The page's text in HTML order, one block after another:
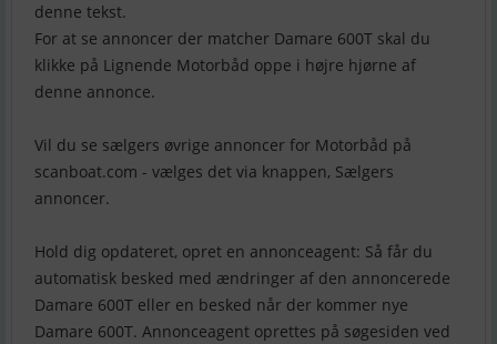
denne tekst.
For at se annoncer der matcher Damare 600T skal du
klikke på Lignende Motorbåd oppe i højre hjørne af
denne annonce.
Vil du se sælgers øvrige annoncer for Motorbåd på
scanboat.com - vælges det via knappen, Sælgers
annoncer.
Hold dig opdateret, opret en annonceagent: Så får du
automatisk besked med ændringer af den annoncerede
Damare 600T eller en besked når der kommer nye
Damare 600T. Annonceagent oprettes på søgesiden ved